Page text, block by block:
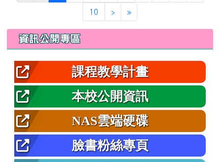
10 ›下一頁
»最後頁
左邊區域內容
資訊公開專區
課程教學計畫
本校公開資訊
NAS雲端硬碟
臉書粉絲專頁